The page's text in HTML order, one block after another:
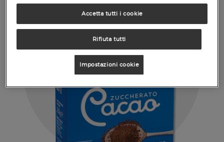
Rifiuta tutti
Accetta tutti i cookie
Impostazioni cookie